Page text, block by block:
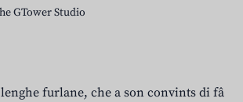
GTower Studio
furlane, che a son convints di fâ